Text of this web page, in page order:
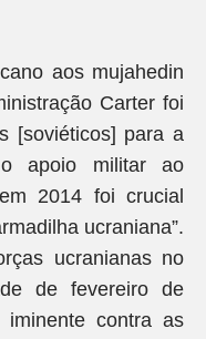
aos mujahedin
Carter foi
[soviéticos] para a
o apoio militar ao
2014 foi crucial
ucraniana”.
ucranianas no
de fevereiro de
iminente contra as